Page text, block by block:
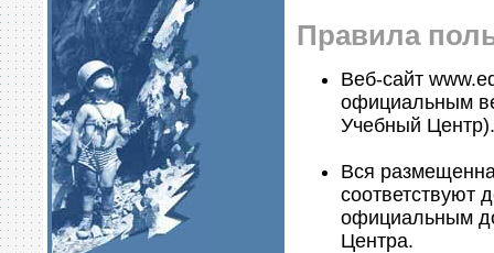
Правила
Веб-сайт
официальным
Учебный Центр).
Вся
соответствуют
официальным
Центра.